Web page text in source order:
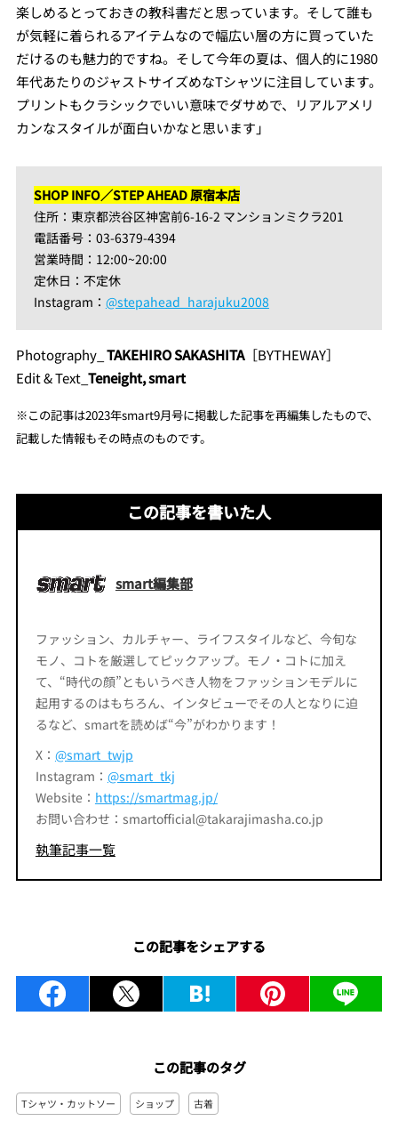
楽しめるとっておきの教科書だと思っています。そして誰も
が気軽に着られるアイテムなので幅広い層の方に買っていた
だけるのも魅力的ですね。そして今年の夏は、個人的に1980
年代あたりのジャストサイズめなTシャツに注目しています。
プリントもクラシックでいい意味でダサめで、リアルアメリ
カンなスタイルが面白いかなと思います」
SHOP INFO／STEP AHEAD 原宿本店
住所：東京都渋谷区神宮前6-16-2 マンションミクラ201
電話番号：03-6379-4394
営業時間：12:00~20:00
定休日：不定休
Instagram： @stepahead_harajuku2008
Photography_ TAKEHIRO SAKASHITA［BYTHEWAY］
Edit & Text_ Teneight, smart
※この記事は2023年smart9月号に掲載した記事を再編集したもので、
記載した情報もその時点のものです。
この記事を書いた人
smart編集部
ファッション、カルチャー、ライフスタイルなど、今旬な
モノ、コトを厳選してピックアップ。モノ・コトに加え
て、“時代の顔”ともいうべき人物をファッションモデルに
起用するのはもちろん、インタビューでその人となりに迫
るなど、smartを読めば“今”がわかります！
X： @smart_twjp
Instagram： @smart_tkj
Website： https://smartmag.jp/
お問い合わせ：smartofficial@takarajimasha.co.jp
執筆記事一覧
この記事をシェアする
この記事のタグ
Tシャツ・カットソー ショップ 古着